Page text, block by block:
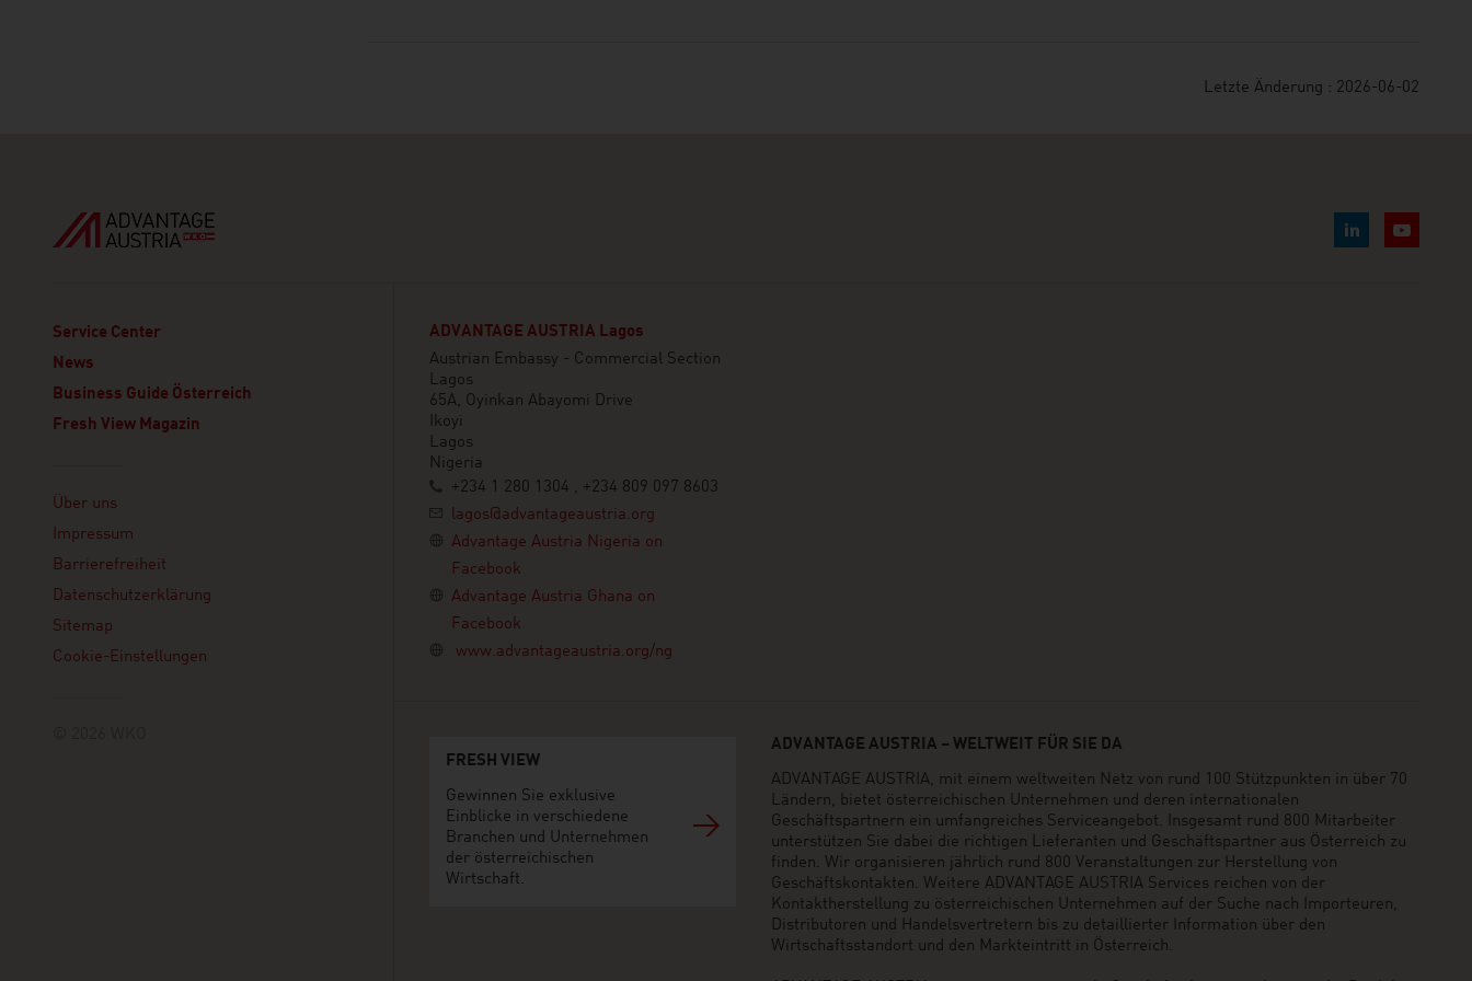
Letzte Änderung : 2026-06-02
Service Center
News
Business Guide Österreich
Fresh View Magazin
Über uns
Impressum
Barrierefreiheit
Datenschutzerklärung
Sitemap
Cookie-Einstellungen
ADVANTAGE AUSTRIA Lagos
Austrian Embassy - Commercial Section
Lagos
65A, Oyinkan Abayomi Drive
Ikoyi
Lagos
Nigeria
+234 1 280 1304 , +234 809 097 8603
lagos@advantageaustria.org
Advantage Austria Nigeria on
Facebook
Advantage Austria Ghana on
Facebook
www.advantageaustria.org/ng
FRESH VIEW
Gewinnen Sie exklusive
Einblicke in verschiedene
Branchen und Unternehmen
der österreichischen
Wirtschaft.
ADVANTAGE AUSTRIA – WELTWEIT FÜR SIE DA
ADVANTAGE AUSTRIA, mit einem weltweiten Netz von rund 100 Stützpunkten in über 70
Ländern, bietet österreichischen Unternehmen und deren internationalen
Geschäftspartnern ein umfangreiches Serviceangebot. Insgesamt rund 800 Mitarbeiter
unterstützen Sie dabei die richtigen Lieferanten und Geschäftspartner aus Österreich zu
finden. Wir organisieren jährlich rund 800 Veranstaltungen zur Herstellung von
Geschäftskontakten. Weitere ADVANTAGE AUSTRIA Services reichen von der
Kontaktherstellung zu österreichischen Unternehmen auf der Suche nach Importeuren,
Distributoren und Handelsvertretern bis zu detaillierter Information über den
Wirtschaftsstandort und den Markteintritt in Österreich.